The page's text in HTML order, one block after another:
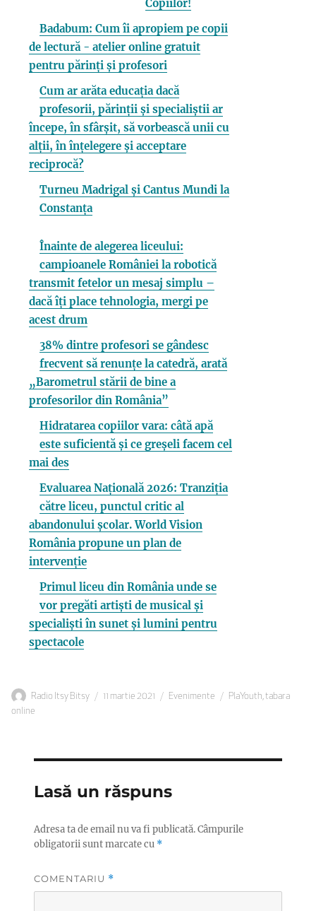
Copiilor!
Badabum: Cum îi apropiem pe copii
de lectură - atelier online gratuit
pentru părinți și profesori
Cum ar arăta educația dacă
profesorii, părinții și specialiștii ar
începe, în sfârșit, să vorbească unii cu
alții, în înțelegere și acceptare
reciprocă?
Turneu Madrigal și Cantus Mundi la
Constanța
Înainte de alegerea liceului:
campioanele României la robotică
transmit fetelor un mesaj simplu –
dacă îți place tehnologia, mergi pe
acest drum
38% dintre profesori se gândesc
frecvent să renunțe la catedră, arată
„Barometrul stării de bine a
profesorilor din România”
Hidratarea copiilor vara: câtă apă
este suficientă și ce greșeli facem cel
mai des
Evaluarea Națională 2026: Tranziția
către liceu, punctul critic al
abandonului școlar. World Vision
România propune un plan de
intervenție
Primul liceu din România unde se
vor pregăti artiști de musical și
specialiști în sunet și lumini pentru
spectacole
Autor
Radio Itsy Bitsy
Publicat
11 martie 2021 Categorii
Evenimente Etichete
PlaYouth,tabara
online
Lasă un răspuns
Adresa ta de email nu va fi publicată.Câmpurile
obligatorii sunt marcate cu *
COMENTARIU *